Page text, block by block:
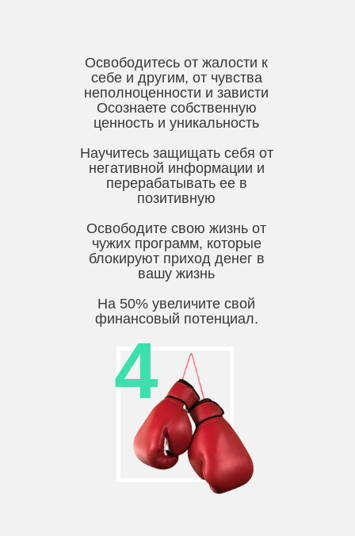
Освободитесь от жалости к
себе и другим, от чувства
неполноценности и зависти
Осознаете собственную
ценность и уникальность
Научитесь защищать себя от
негативной информации и
перерабатывать ее в
позитивную
Освободите свою жизнь от
чужих программ, которые
блокируют приход денег в
вашу жизнь
На 50% увеличите свой
финансовый потенциал.
4